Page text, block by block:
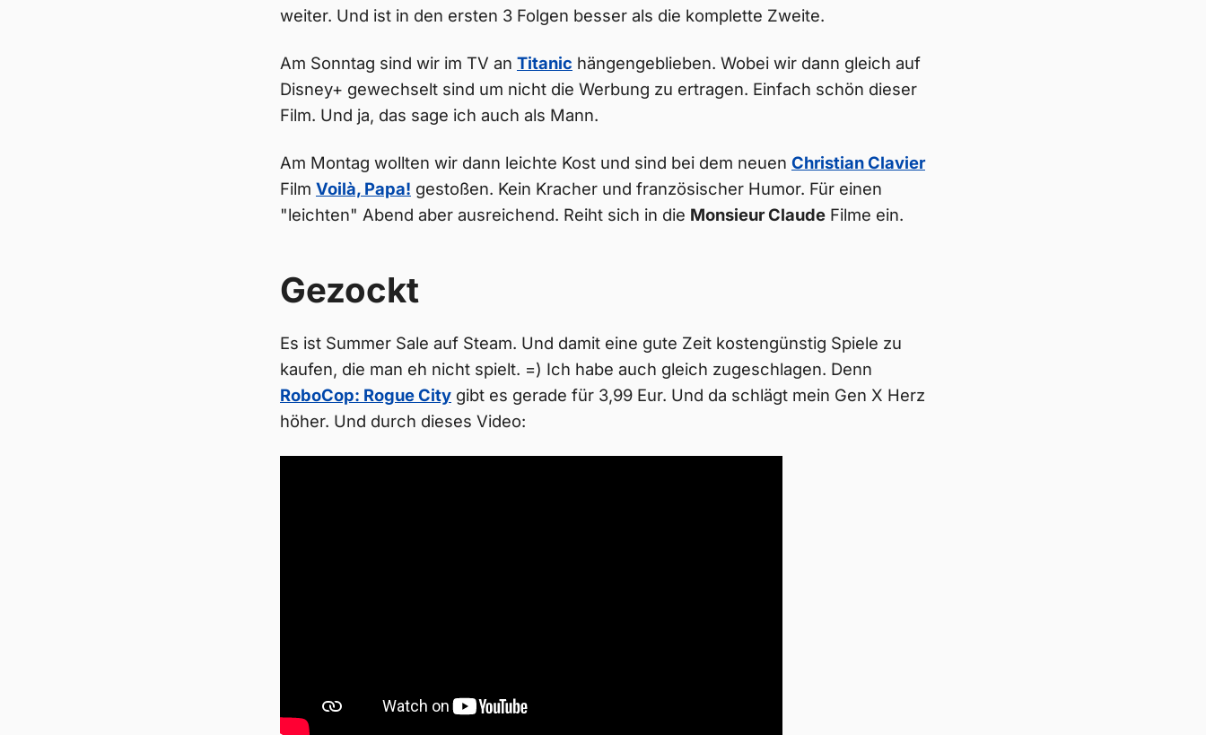
weiter. Und ist in den ersten 3 Folgen besser als die komplette Zweite.
Am Sonntag sind wir im TV an Titanic hängengeblieben. Wobei wir dann gleich auf
Disney+ gewechselt sind um nicht die Werbung zu ertragen. Einfach schön dieser
Film. Und ja, das sage ich auch als Mann.
Am Montag wollten wir dann leichte Kost und sind bei dem neuen Christian Clavier
Film Voilà, Papa! gestoßen. Kein Kracher und französischer Humor. Für einen
"leichten" Abend aber ausreichend. Reiht sich in die Monsieur Claude Filme ein.
Gezockt
Es ist Summer Sale auf Steam. Und damit eine gute Zeit kostengünstig Spiele zu
kaufen, die man eh nicht spielt. =) Ich habe auch gleich zugeschlagen. Denn
RoboCop: Rogue City gibt es gerade für 3,99 Eur. Und da schlägt mein Gen X Herz
höher. Und durch dieses Video: